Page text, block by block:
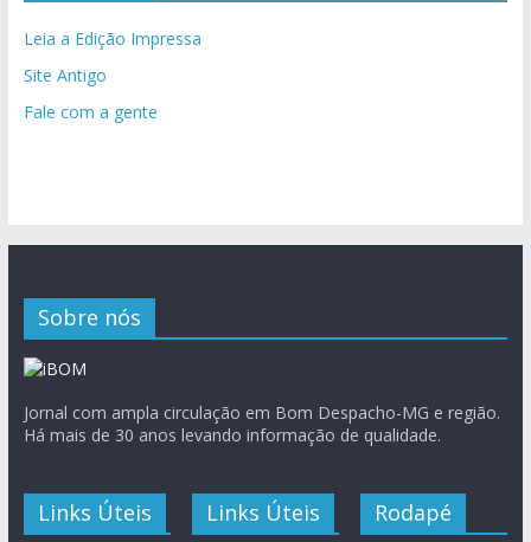
Leia a Edição Impressa
Site Antigo
Fale com a gente
Sobre nós
Jornal com ampla circulação em Bom Despacho-MG e região.
Há mais de 30 anos levando informação de qualidade.
Links Úteis Links Úteis Rodapé